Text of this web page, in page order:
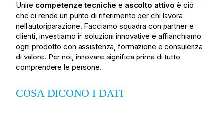
Unire competenze tecniche e ascolto attivo è ciò
che ci rende un punto di riferimento per chi lavora
nell’autoriparazione. Facciamo squadra con partner e
clienti, investiamo in soluzioni innovative e affianchiamo
ogni prodotto con assistenza, formazione e consulenza
di valore. Per noi, innovare significa prima di tutto
comprendere le persone.
COSA DICONO I DATI